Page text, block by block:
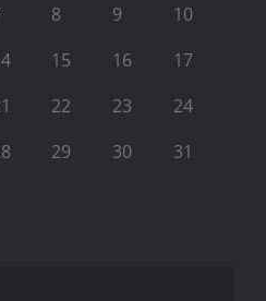
8 9
10
15 16
17
22 23
24
29 30
31